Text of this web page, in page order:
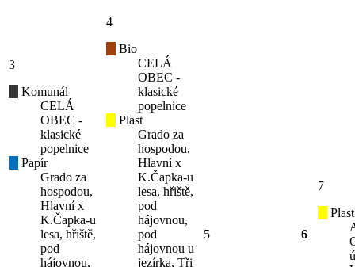
3
Komunál
CELÁ
OBEC -
klasické
popelnice
Papír
Grado za
hospodou,
Hlavní x
K.Čapka-u
lesa, hřiště,
pod
hájovnou,
4
Bio
CELÁ
OBEC -
klasické
popelnice
Plast
Grado za
hospodou,
Hlavní x
K.Čapka-u
lesa, hřiště,
pod
hájovnou,
pod
hájovnou u
jezírka, Tři
5 6
7
Plast